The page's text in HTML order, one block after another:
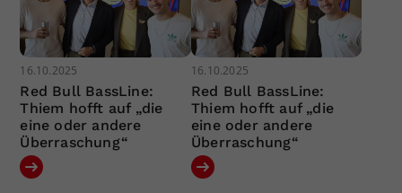
16.10.2025
Red Bull BassLine:
Thiem hofft auf „die
eine oder andere
Überraschung“
16.10.2025
Red Bull BassLine:
Thiem hofft auf „die
eine oder andere
Überraschung“